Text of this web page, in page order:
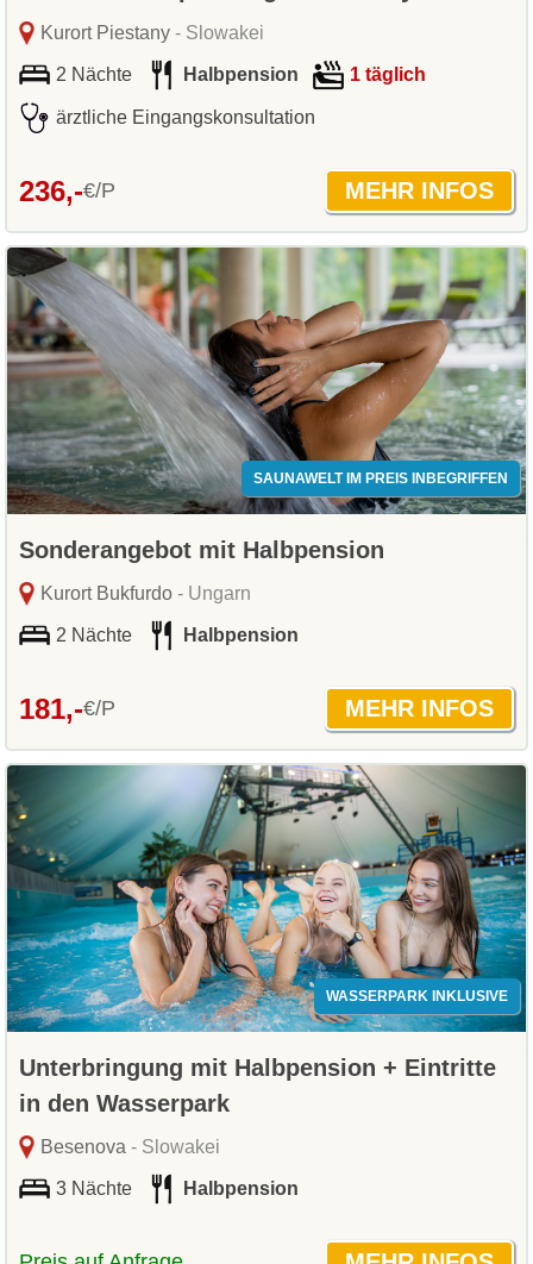
Kurort Piestany- Slowakei
2 Nächte Halbpension 1 täglich
ärztliche Eingangskonsultation
236,-€/P
SAUNAWELT IM PREIS INBEGRIFFEN
Sonderangebot mit Halbpension
Kurort Bukfurdo- Ungarn
2 Nächte Halbpension
181,-€/P
WASSERPARK INKLUSIVE
Unterbringung mit Halbpension + Eintritte
in den Wasserpark
Besenova - Slowakei
3 Nächte Halbpension